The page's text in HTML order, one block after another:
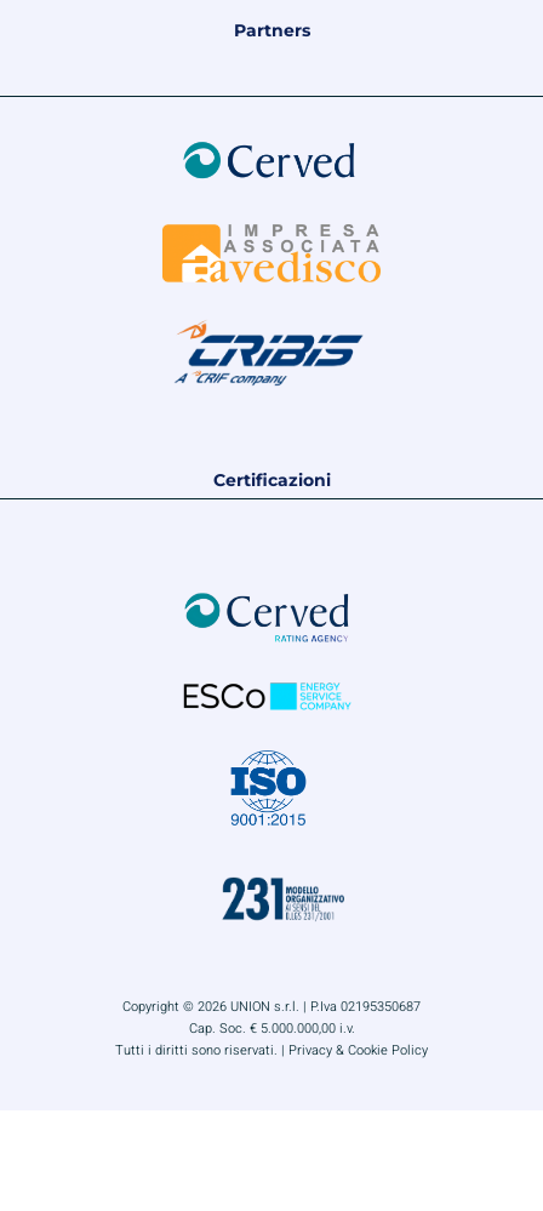
Partners
Certificazioni
Copyright © 2026 UNION s.r.l. | P.Iva 02195350687
Cap. Soc. € 5.000.000,00 i.v.
Tutti i diritti sono riservati. | Privacy & Cookie Policy